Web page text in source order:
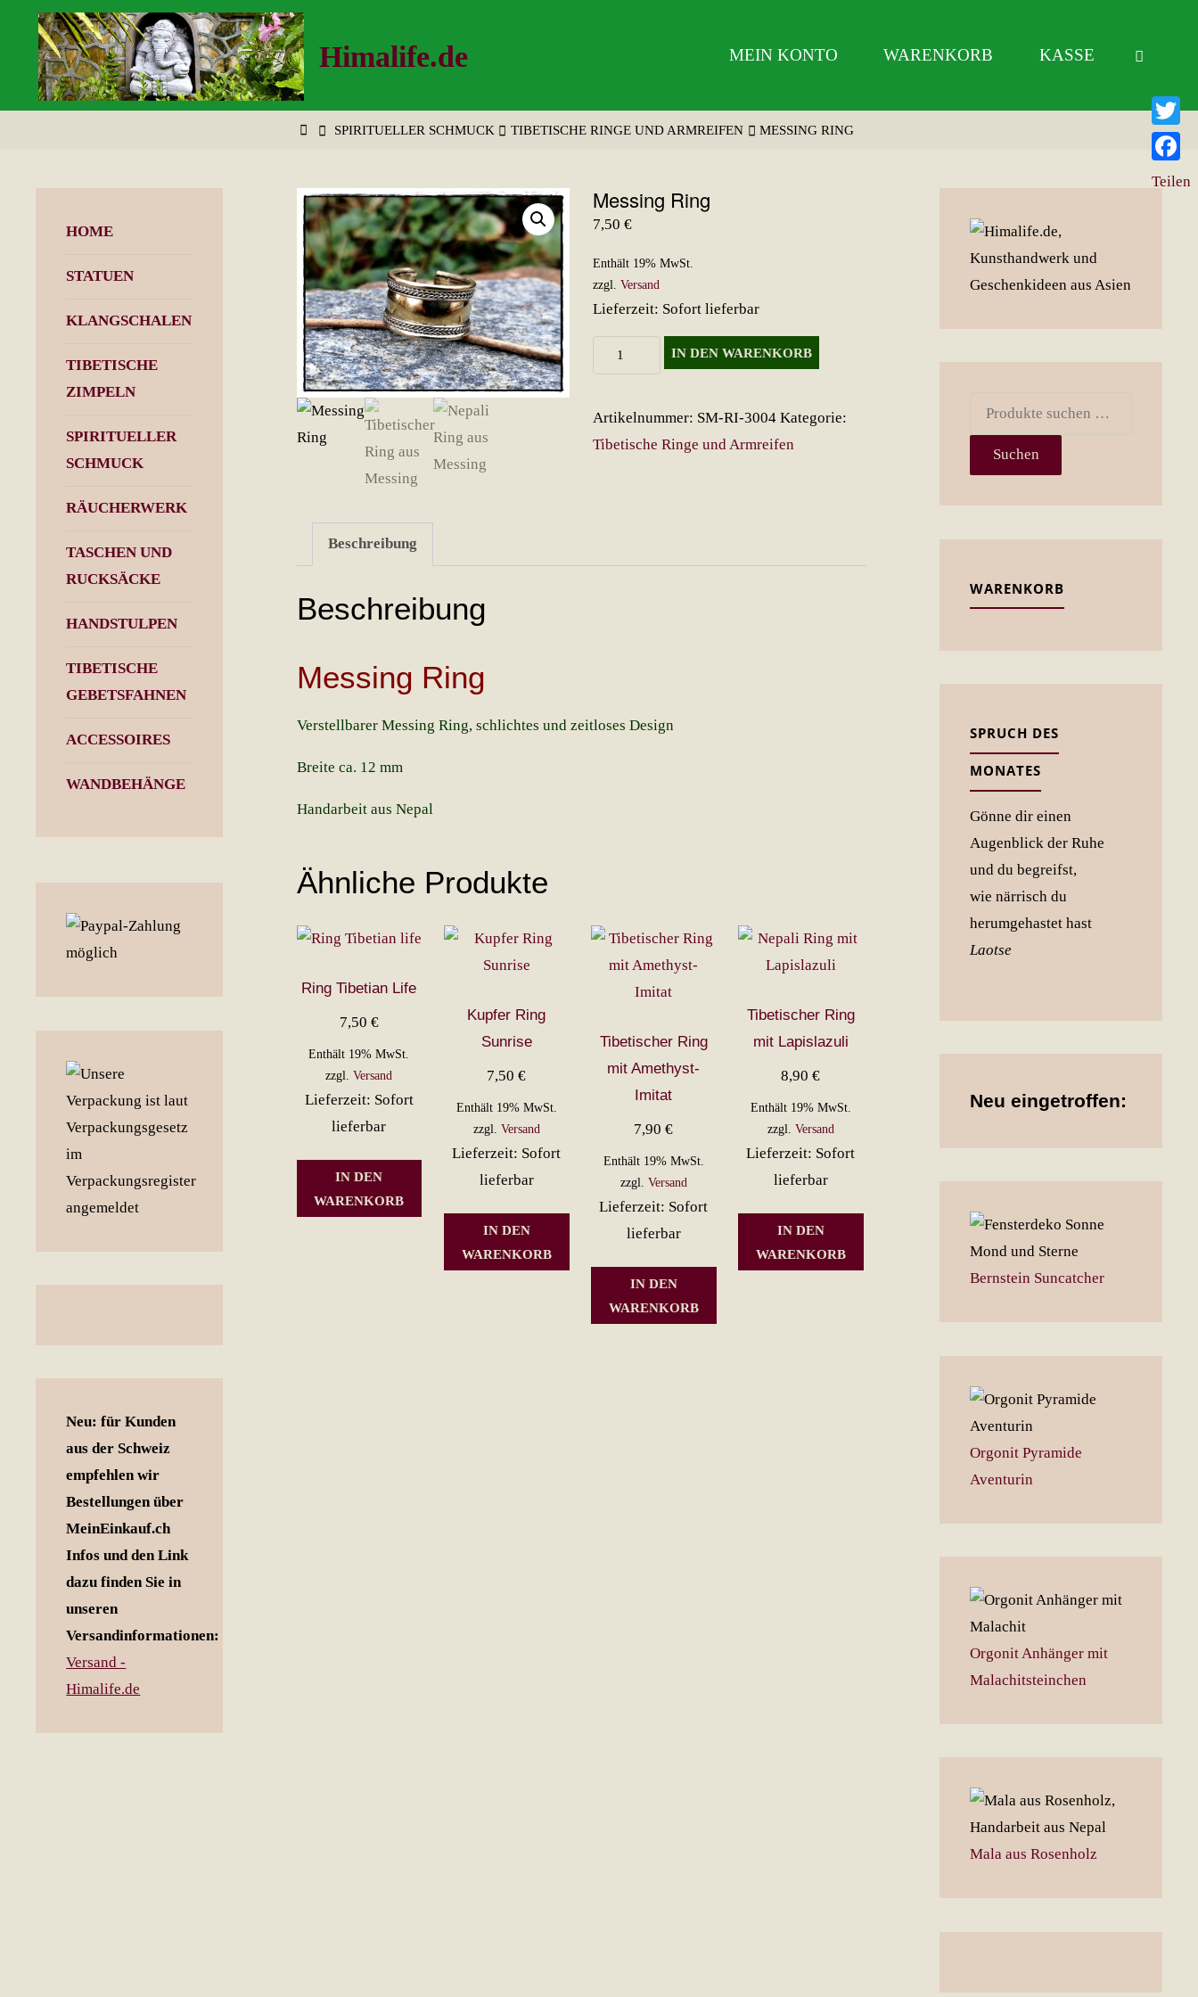
springen
Himalife.de MEIN KONTO WARENKORB KASSE
STARTSPIRITUELLER SCHMUCK TIBETISCHE RINGE UND ARMREIFEN MESSING RING
Messing Ring
7,50 €
Enthält 19% MwSt.
zzgl. Versand
Lieferzeit: Sofort lieferbar
Messing
IN DEN WARENKORB
Artikelnummer: SM-RI-3004 Kategorie:
Tibetische Ringe und Armreifen
Beschreibung
Beschreibung
Messing Ring
Verstellbarer Messing Ring, schlichtes und zeitloses Design
Breite ca. 12 mm
Handarbeit aus Nepal
Ähnliche Produkte
Ring Tibetian Life
7,50 €
Enthält 19% MwSt.
zzgl.Versand
Lieferzeit: Sofort
lieferbar
IN DEN
WARENKORB
Kupfer Ring
Sunrise
7,50€
Enthält 19% MwSt.
zzgl. Versand
Lieferzeit: Sofort
lieferbar
IN DEN
WARENKORB
Tibetischer Ring
mit Amethyst-
Imitat
7,90€
Enthält 19% MwSt.
zzgl. Versand
Lieferzeit: Sofort
lieferbar
IN DEN
WARENKORB
Tibetischer Ring
mit Lapislazuli
8,90€
Enthält 19% MwSt.
zzgl. Versand
Lieferzeit: Sofort
lieferbar
IN DEN
WARENKORB
HOME
STATUEN
KLANGSCHALEN
TIBETISCHE
ZIMPELN
SPIRITUELLER
SCHMUCK
RÄUCHERWERK
TASCHEN UND
RUCKSÄCKE
HANDSTULPEN
TIBETISCHE
GEBETSFAHNEN
ACCESSOIRES
WANDBEHÄNGE
Neu: für Kunden
aus der Schweiz
empfehlen wir
Bestellungen über
MeinEinkauf.ch
Infos und den Link
dazu finden Sie in
unseren
Versandinformationen:
Versand -
Himalife.de
Suchen
nach:
Suchen
WARENKORB
SPRUCH DES
MONATES
Gönne dir einen
Augenblick der Ruhe
und du begreifst,
wie närrisch du
herumgehastet hast
Laotse
Neu eingetroffen:
Bernstein Suncatcher
Orgonit Pyramide
Aventurin
Orgonit Anhänger mit
Malachitsteinchen
Mala aus Rosenholz
Twitter
Teilen